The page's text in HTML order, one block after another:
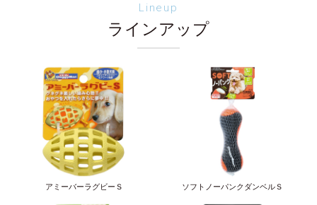
Lineup
ラインアップ
アミーバーラグビーＳ ソフトノーパンクダンベルＳ